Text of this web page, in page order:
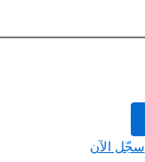
سجّل الآن